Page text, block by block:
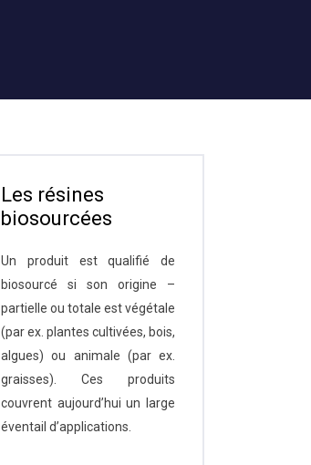
Les résines
biosourcées
Un produit est qualifié de
biosourcé si son origine –
partielle ou totale est végétale
(par ex. plantes cultivées, bois,
algues) ou animale (par ex.
graisses). Ces produits
couvrent aujourd’hui un large
éventail d’applications.